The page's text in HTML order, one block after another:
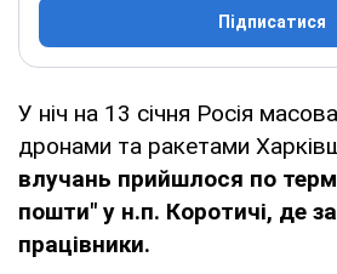
Підписатися
У ніч на 13 січня Росія
дронами та ракетами
влучань прийшлося по
пошти" у н.п. Коротичі, де
працівники.